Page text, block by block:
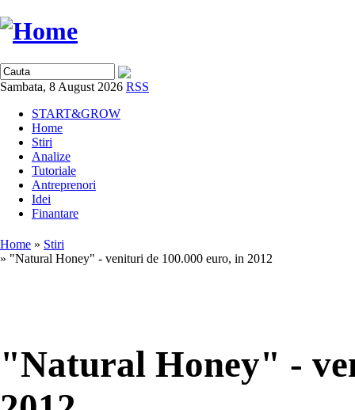
Sambata, 8 August 2026 RSS
START&GROW
Home
Stiri
Analize
Tutoriale
Antreprenori
Idei
Finantare
Home » Stiri
» "Natural Honey" - venituri de 100.000 euro, in 2012
"Natural Honey" -